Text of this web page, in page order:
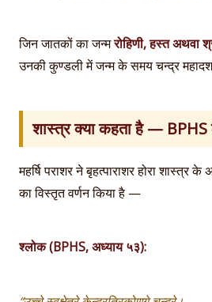
जिन जातकों का जन्मरोहिणी, हस्त अथवा
उनकी कुण्डली में जन्म के समय चन्द्र
शास्त्र क्या कहता है —
महर्षि पराशर ने बृहत्पाराशर होरा शास्त्र
का विस्तृत वर्णन किया है —
श्लोक (BPHS, अध्याय ५३):